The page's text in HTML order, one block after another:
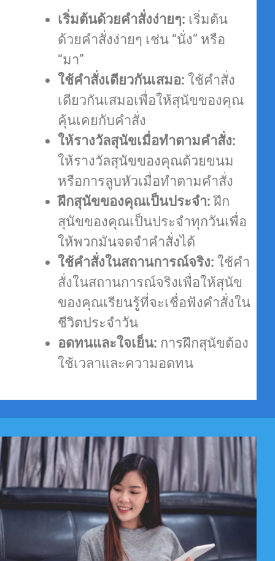
เริ่มต้นด้วยคำสั่งง่ายๆ: เริ่มต้น
ด้วยคำสั่งง่ายๆ เช่น “นั่ง” หรือ
“มา”
ใช้คำสั่งเดียวกันเสมอ: ใช้คำสั่ง
เดียวกันเสมอเพื่อให้สุนัขของคุณ
คุ้นเคยกับคำสั่ง
ให้รางวัลสุนัขเมื่อทำตามคำสั่ง:
ให้รางวัลสุนัขของคุณด้วยขนม
หรือการลูบหัวเมื่อทำตามคำสั่ง
ฝึกสุนัขของคุณเป็นประจำ: ฝึก
สุนัขของคุณเป็นประจำทุกวันเพื่อ
ให้พวกมันจดจำคำสั่งได้
ใช้คำสั่งในสถานการณ์จริง: ใช้คำ
สั่งในสถานการณ์จริงเพื่อให้สุนัข
ของคุณเรียนรู้ที่จะเชื่อฟังคำสั่งใน
ชีวิตประจำวัน
อดทนและใจเย็น: การฝึกสุนัขต้อง
ใช้เวลาและความอดทน